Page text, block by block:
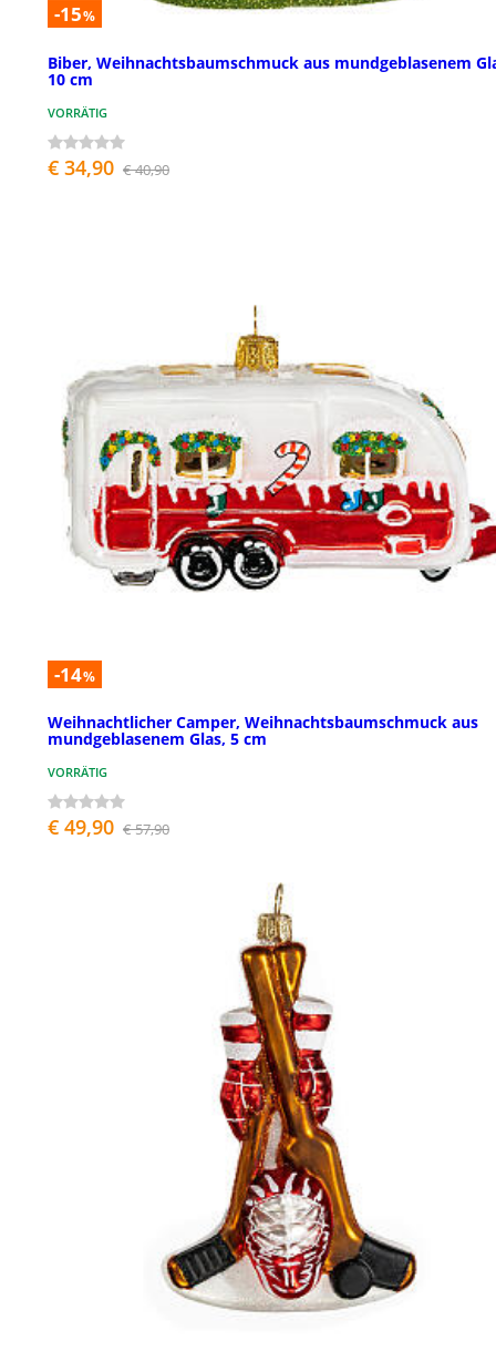
-15%
Biber, Weihnachtsbaumschmuck aus mundgeblasenem
10 cm
VORRÄTIG
€ 34,90 € 40,90
-14%
Weihnachtlicher Camper, Weihnachtsbaumschmuck aus
mundgeblasenem Glas, 5 cm
VORRÄTIG
€ 49,90 € 57,90